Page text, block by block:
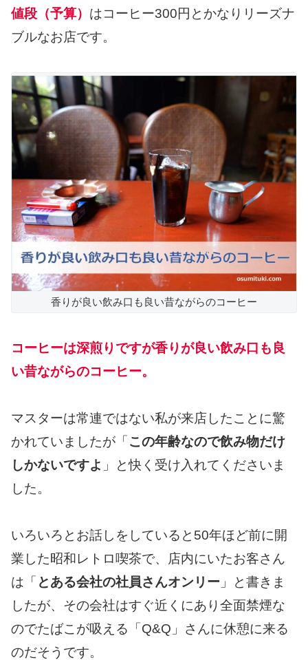
値段（予算） はコーヒー300円とかなりリーズナ
ブルなお店です。
香りが良い飲み口も良い昔ながらのコーヒー
コーヒーは深煎りですが香りが良い飲み口も良
い昔ながらのコーヒー。
マスターは常連ではない私が来店したことに驚
かれていましたが「 この年齢なので飲み物だけ
しかないですよ 」と快く受け入れてくださいま
した。
いろいろとお話しをしていると50年ほど前に開
業した昭和レトロ喫茶で、店内にいたお客さん
は「 とある会社の社員さんオンリー 」と書きま
したが、その会社はすぐ近くにあり全面禁煙な
のでたばこが吸える「Q&Q」さんに休憩に来る
のだそうです。